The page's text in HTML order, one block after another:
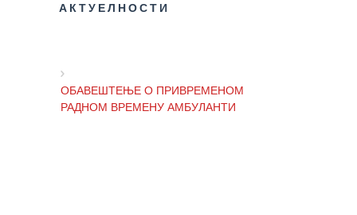
АКТУЕЛНОСТИ
ОБАВЕШТЕЊЕ О ПРИВРЕМЕНОМ
РАДНОМ ВРЕМЕНУ АМБУЛАНТИ
дужности